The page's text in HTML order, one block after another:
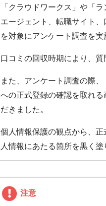
「クラウドワークス」や「
エージェント、転職サイト
を対象にアンケート調査を実
口コミの回収時期により、質
また、アンケート調査の際
への正式登録の確認を取れ
だきました。
個人情報保護の観点から、
人情報にあたる箇所を黒く
注意